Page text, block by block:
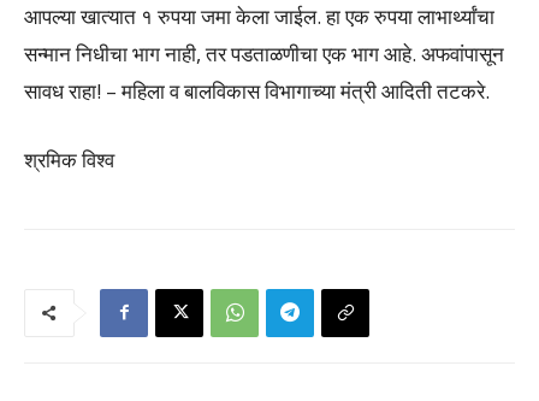
आपल्या खात्यात १ रुपया जमा केला जाईल. हा एक रुपया लाभार्थ्यांचा
सन्मान निधीचा भाग नाही, तर पडताळणीचा एक भाग आहे. अफवांपासून
सावध राहा! – महिला व बालविकास विभागाच्या मंत्री आदिती तटकरे.
श्रमिक विश्व